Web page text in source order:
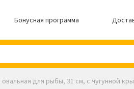
Бонусная программа
для рыбы, 31 см, с чугунной